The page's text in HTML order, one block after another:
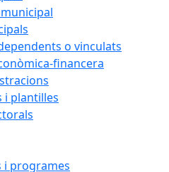
o vinculats
financera
i plantilles
i programes